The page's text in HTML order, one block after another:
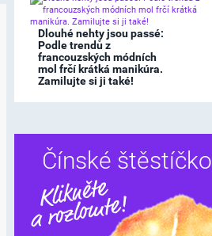
Dlouhé nehty jsou passé:
Podle trendů z
francouzských módních
mol frčí krátká manikúra.
Zamilujte si ji také!
Čínské štěstíčko
Sdílet